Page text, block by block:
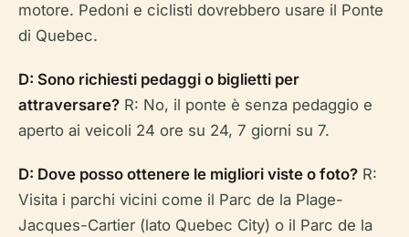
motore. Pedoni e ciclisti dovrebbero usare il Ponte
di Quebec.
D: Sono richiesti pedaggi o biglietti per
attraversare? R: No, il ponte è senza pedaggio e
aperto ai veicoli 24 ore su 24, 7 giorni su 7.
D: Dove posso ottenere le migliori viste o foto? R:
Visita i parchi vicini come il Parc de la Plage-
Jacques-Cartier (lato Quebec City) o il Parc de la